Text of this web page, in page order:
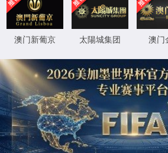
返回首页
XML 地图